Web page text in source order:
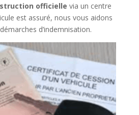
officielle via un centre
est assuré, nous vous aidons
d’indemnisation.